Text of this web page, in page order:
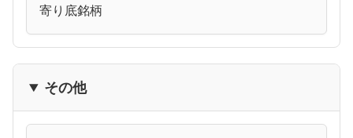
寄り底銘柄
その他